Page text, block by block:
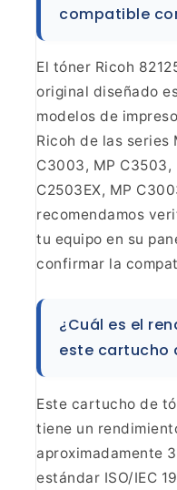
compatible
El tóner Ricoh
original diseñado
modelos de
Ricoh de las series
C3003, MP C3503,
C2503EX, MP
recomendamos
tu equipo en su
confirmar la
¿Cuál es el
este cartucho
Este cartucho de
tiene un
aproximadamente
estándar ISO/IEC